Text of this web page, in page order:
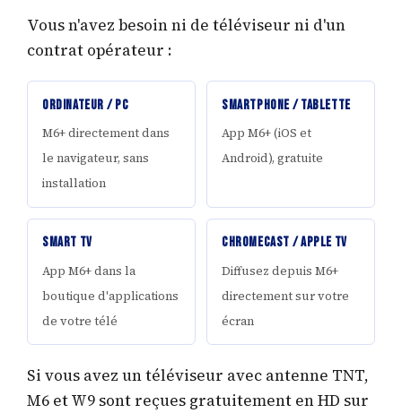
Vous n'avez besoin ni de téléviseur ni d'un
contrat opérateur :
Ordinateur / PC
M6+ directement dans
le navigateur, sans
installation
Smartphone / Tablette
App M6+ (iOS et
Android), gratuite
Smart TV
App M6+ dans la
boutique d'applications
de votre télé
Chromecast / Apple TV
Diffusez depuis M6+
directement sur votre
écran
Si vous avez un téléviseur avec antenne TNT,
M6 et W9 sont reçues gratuitement en HD sur